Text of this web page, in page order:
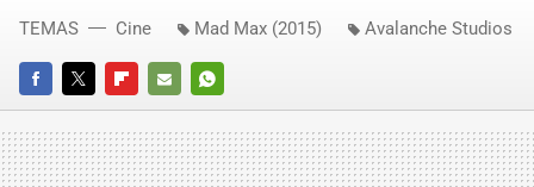
FACEBOOKTWITTERFLIPBOARD
E-
MAIL
WHATSAPP
TEMAS Cine Mad Max (2015) Avalanche Studios